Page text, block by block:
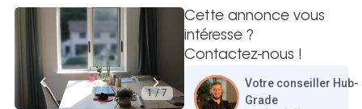
1 / 7
Cette annonce vous
intéresse ?
Contactez-nous !
Votre conseiller Hub-
Grade